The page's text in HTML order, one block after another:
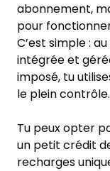
abonnement,
pour
C’est simple :
intégrée et
imposé, tu
le plein contrôle.
Tu peux opter
un petit crédit
recharges